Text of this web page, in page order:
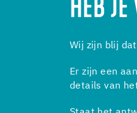
HEB JE
Wij zijn blij
Er zijn een
details van